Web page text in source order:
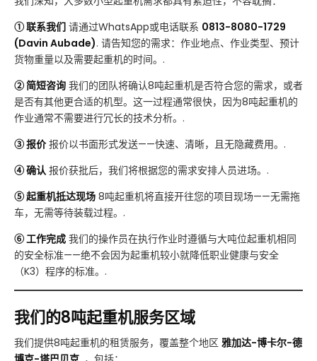
① 联系我们 请通过WhatsApp或电话联系 0813-8080-1729
(Davin Aubade). 请告知您的需求：作业地点、作业类型、预计
货物重量以及需要起重机的时间。.
② 简短咨询 我们的团队将确认8吨起重机是否符合您的需求，或者
是否有其他更合适的机型。这一过程通常很快，因为8吨起重机的
作业通常不需要进行冗长的技术分析。.
③ 报价报价以书面形式发送——快速、清晰，且无隐藏费用。.
④ 确认 报价获批后，我们将根据您的需求安排人员进场。.
⑤ 起重机抵达现场 8吨起重机将直接开往您的项目现场——无需拖
车，无需等待装载过程。.
⑥ 工作完成 我们的操作员在执行作业时遵循与大吨位起重机相同
的安全标准——绝不会因为起重机较小就降低职业健康与安全
（K3）程序的标准。.
我们的8吨起重机服务区域
我们提供8吨起重机的租赁服务，覆盖整个地区 雅加达-博卡尔-德